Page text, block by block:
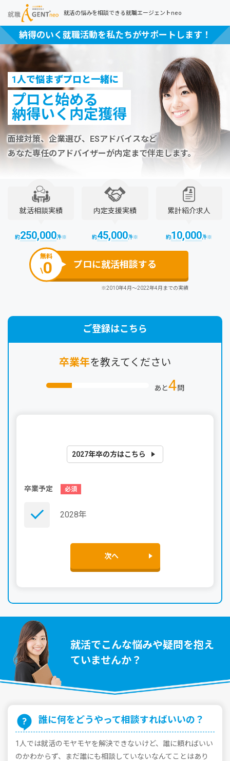
就活の悩みを相談できる就職エージェントneo
納得のいく就職活動を私たちがサポートします！
1人で悩まずプロと一緒に
プロと始める
納得いく内定獲得
面接対策、企業選び、ESアドバイスなど
あなた専任のアドバイザーが内定まで伴走します。
就活相談実績
約250,000件※
内定支援実績
約45,000件※
累計紹介求人
約10,000件※
無料
\0 プロに就活相談する
※2010年4月～2022年4月までの実績
ご登録はこちら
卒業年を教えてください
あと4問
2027年卒の方はこちら
卒業予定
2028年
次へ
就活でこんな悩みや疑問を抱え
ていませんか？
誰に何をどうやって相談すればいいの？
1⼈では就活のモヤモヤを解決できないけど、誰に頼ればいい
のかわからず、まだ誰にも相談していないなんてことはあり